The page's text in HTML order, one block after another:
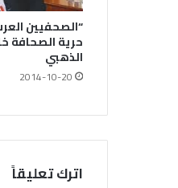
“الصحفيين
حرية الصحافة
الذهبي
2014-10-20
اترك تعليقاً